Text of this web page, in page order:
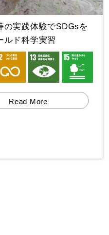
の実践体験でSDGsを
ルド科学実習
Read More